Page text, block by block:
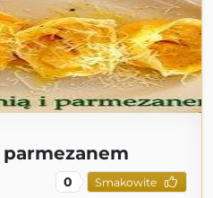
0 Smakowite